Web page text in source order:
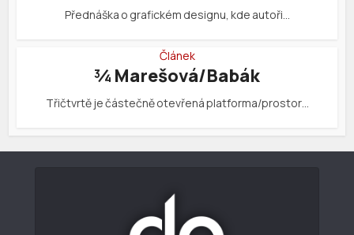
Přednáška o grafickém designu, kde autoři…
Článek
¾ Marešová/Babák
Třičtvrtě je částečně otevřená platforma/prostor…